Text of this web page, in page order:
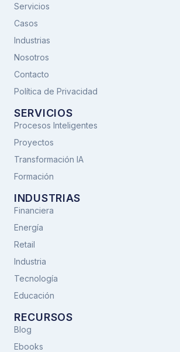
Servicios
Casos
Industrias
Nosotros
Contacto
Política de Privacidad
SERVICIOS
Procesos Inteligentes
Proyectos
Transformación IA
Formación
INDUSTRIAS
Financiera
Energía
Retail
Industria
Tecnología
Educación
RECURSOS
Blog
Ebooks